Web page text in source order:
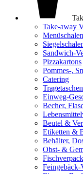
Take-away
Sandwich-
Pizzakartons
Pommes-,
Catering
Einweg-
Becher,
Beutel &
Etiketten &
Behälter,
Obst- &
Feingebäck-